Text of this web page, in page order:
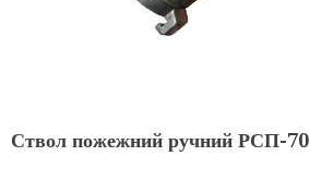
Ствол пожежний ручний РСП-70